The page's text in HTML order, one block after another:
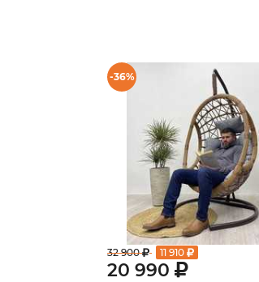
-36%
32 900 11 910
20 990